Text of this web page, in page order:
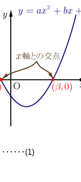
･･････(1)